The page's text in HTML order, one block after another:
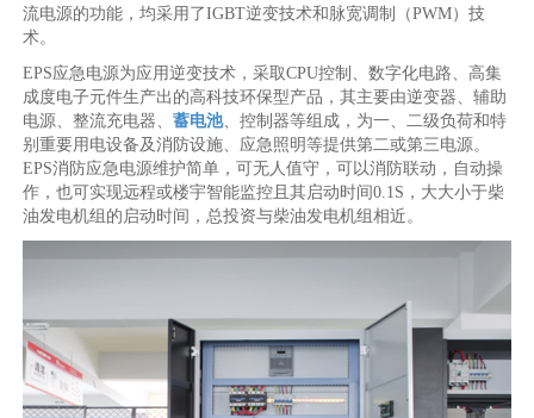
流电源的功能，均采用了IGBT逆变技术和脉宽调制（PWM）技
术。
EPS应急电源为应用逆变技术，采取CPU控制、数字化电路、高集
成度电子元件生产出的高科技环保型产品，其主要由逆变器、辅助
电源、整流充电器、蓄电池、控制器等组成，为一、二级负荷和特
别重要用电设备及消防设施、应急照明等提供第二或第三电源。
EPS消防应急电源维护简单，可无人值守，可以消防联动，自动操
作，也可实现远程或楼宇智能监控且其启动时间0.1S，大大小于柴
油发电机组的启动时间，总投资与柴油发电机组相近。